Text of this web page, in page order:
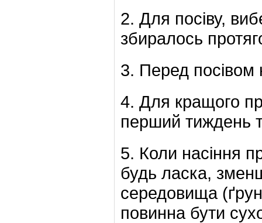
2. Для посіву,
збиралось
3. Перед посівом
4. Для кращого
перший тиждень
5. Коли насіння
будь ласка,
середовища
повинна бути